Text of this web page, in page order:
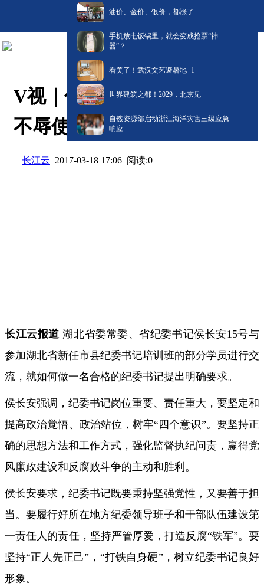
油价、金价、银价，都涨了
手机放电饭锅里，就会变成抢票“神
器”？
看美了！武汉文艺避暑地+1
世界建筑之都！2029，北京见
自然资源部启动浙江海洋灾害三级应急
响应
V视｜侯长安强调 忠诚担当
不辱使命做合格纪委书记
长江云 2017-03-18 17:06 阅读:0
长江云报道 湖北省委常委、省纪委书记侯长安15号与
参加湖北省新任市县纪委书记培训班的部分学员进行交
流，就如何做一名合格的纪委书记提出明确要求。
侯长安强调，纪委书记岗位重要、责任重大，要坚定和
提高政治觉悟、政治站位，树牢“四个意识”。要坚持正
确的思想方法和工作方式，强化监督执纪问责，赢得党
风廉政建设和反腐败斗争的主动和胜利。
侯长安要求，纪委书记既要秉持坚强党性，又要善于担
当。要履行好所在地方纪委领导班子和干部队伍建设第
一责任人的责任，坚持严管厚爱，打造反腐“铁军”。要
坚持“正人先正己”，“打铁自身硬”，树立纪委书记良好
形象。